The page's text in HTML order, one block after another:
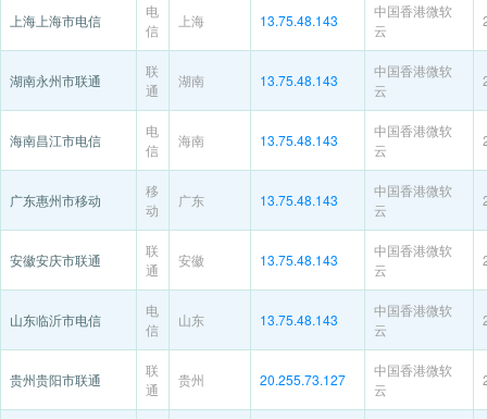
上海上海市电信
电
信
上海 13.75.48.143
中国香港微软
云
湖南永州市联通
联
通
湖南 13.75.48.143
中国香港微软
云
海南昌江市电信
电
信
海南 13.75.48.143
中国香港微软
云
广东惠州市移动
移
动
广东 13.75.48.143
中国香港微软
云
安徽安庆市联通
联
通
安徽 13.75.48.143
中国香港微软
云
山东临沂市电信
电
信
山东 13.75.48.143
中国香港微软
云
贵州贵阳市联通
联
通
贵州 20.255.73.127
中国香港微软
云